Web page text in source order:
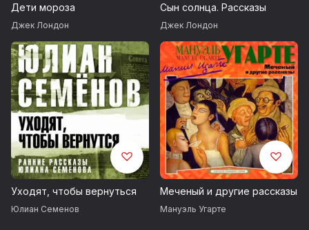
Дети мороза
Джек Лондон
Сын солнца. Рассказы
Джек Лондон
Уходят, чтобы вернуться
Юлиан Семенов
Меченый и другие рассказы
Мануэль Угарте